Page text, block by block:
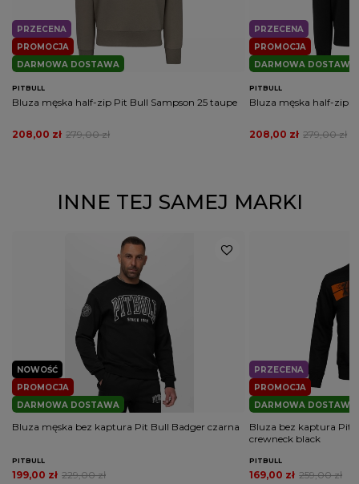
PROMOCJA
PRZECENA
DARMOWA DOSTAWA
PITBULL
Bluza męska half-zip Pit Bull Sampson 25 taupe
279,00 zł
208,00 zł
PROMOCJA
PRZECENA
DARMOWA DOSTAWA
PITBULL
Bluza męska half-zip
279,00 zł
208,00 zł
INNE TEJ SAMEJ MARKI
PROMOCJA
NOWOŚĆ
DARMOWA DOSTAWA
Bluza męska bez kaptura Pit Bull Badger czarna
PITBULL
229,00 zł
199,00 zł
PROMOCJA
PRZECENA
DARMOWA DOSTAWA
Bluza bez kaptura
crewneck black
PITBULL
259,00 zł
169,00 zł